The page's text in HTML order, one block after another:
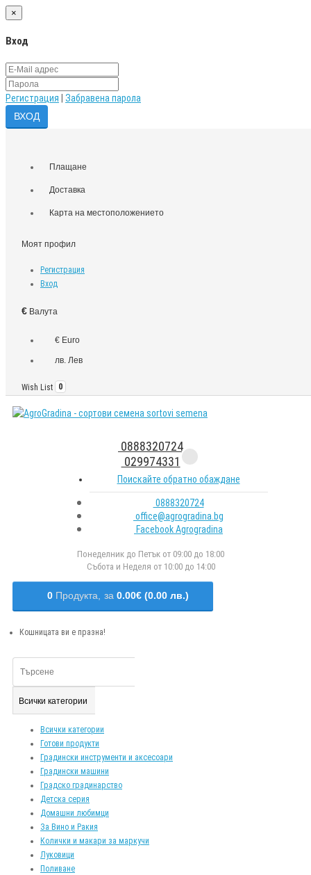
×
Вход
Регистрация Забравена парола
Плащане
Доставка
Карта на местоположението
Моят профил
Регистрация
Вход
€ Валута
€ Euro
лв. Лев
Wish List 0
0888320724
029974331
Поискайте обратно обаждане
0888320724
office@agrogradina.bg
Facebook Agrogradina
Понеделник до Петък от 09:00 до 18:00
Събота и Неделя от 10:00 до 14:00
0 Продукта, за 0.00€ (0.00 лв.)
Кошницата ви е празна!
Всички категории
Всички категории
Готови продукти
Градински инструменти и аксесоари
Градински машини
Градско градинарство
Детска серия
Домашни любимци
За Вино и Ракия
Колички и макари за маркучи
Луковици
Поливане